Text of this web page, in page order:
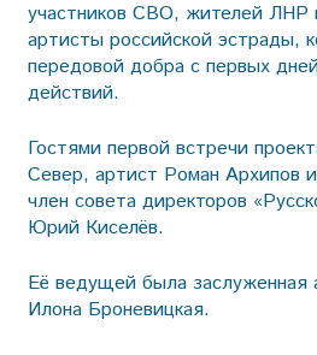
участников СВО, жителей ЛНР
артисты российской эстрады,
передовой добра с первых
действий.
Гостями первой встречи
Север, артист Роман Архипов
член совета директоров
Юрий Киселёв.
Её ведущей была заслуженная
Илона Броневицкая.